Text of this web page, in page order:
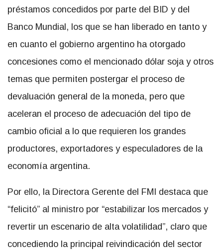
préstamos concedidos por parte del BID y del
Banco Mundial, los que se han liberado en tanto y
en cuanto el gobierno argentino ha otorgado
concesiones como el mencionado dólar soja y otros
temas que permiten postergar el proceso de
devaluación general de la moneda, pero que
aceleran el proceso de adecuación del tipo de
cambio oficial a lo que requieren los grandes
productores, exportadores y especuladores de la
economía argentina.
Por ello, la Directora Gerente del FMI destaca que
“felicitó” al ministro por “estabilizar los mercados y
revertir un escenario de alta volatilidad”, claro que
concediendo la principal reivindicación del sector